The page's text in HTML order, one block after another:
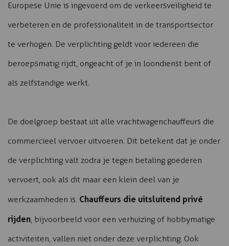
Europese Unie is ingevoerd om de verkeersveiligheid te
verbeteren en de professionaliteit in de transportsector
te verhogen. De verplichting geldt voor iedereen die
beroepsmatig rijdt, ongeacht of je in loondienst bent of
als zelfstandige werkt.
De doelgroep bestaat uit alle vrachtwagenchauffeurs die
commercieel vervoer uitvoeren. Dit betekent dat je onder
de verplichting valt zodra je tegen betaling goederen
vervoert, ook als dit maar een klein deel van je
werkzaamheden is. Chauffeurs die uitsluitend privé
rijden, bijvoorbeeld voor een verhuizing of hobbymatige
activiteiten, vallen niet onder deze verplichting. Ook